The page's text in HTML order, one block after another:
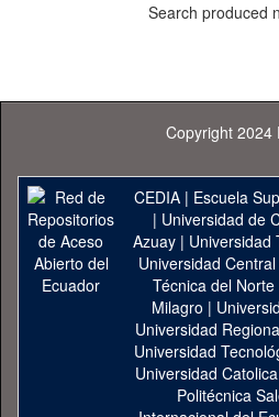
Search produced
Copyright 2024
CEDIA| Escuela
| Universidad de
Azuay| Universidad
Universidad
Técnica del Norte
Milagro |
Universidad
Universidad
Universidad
Politécnica